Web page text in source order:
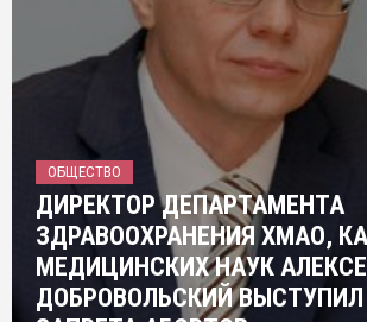
ОБЩЕСТВО
ДИРЕКТОР ДЕПАРТАМЕНТА
ЗДРАВООХРАНЕНИЯ ХМАО,
МЕДИЦИНСКИХ НАУК
ДОБРОВОЛЬСКИЙ ВЫСТУПИЛ